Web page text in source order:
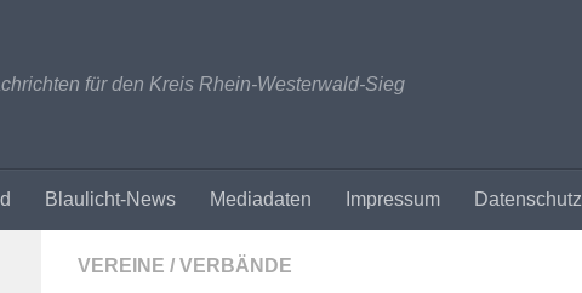
für den Kreis Rhein-Westerwald-Sieg
Blaulicht-News Mediadaten Impressum Datenschutz
VEREINE / VERBÄNDE